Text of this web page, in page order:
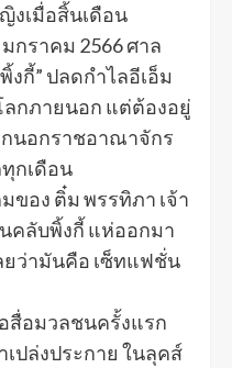
งเมื่อสิ้นเดือน
กราคม 2566 ศาล
งกี้” ปลดกำไลอีเอ็ม
กภายนอก แต่ต้องอยู่
กนอกราชอาณาจักร
กเดือน
ของ ติ๋ม พรรทิภา เจ้า
คลับพิ้งกี้ แห่ออกมา
ยว่ามันคือ เซ็ทแฟชั่น
สื่อมวลชนครั้งแรก
ปล่งประกาย ในลุคส์